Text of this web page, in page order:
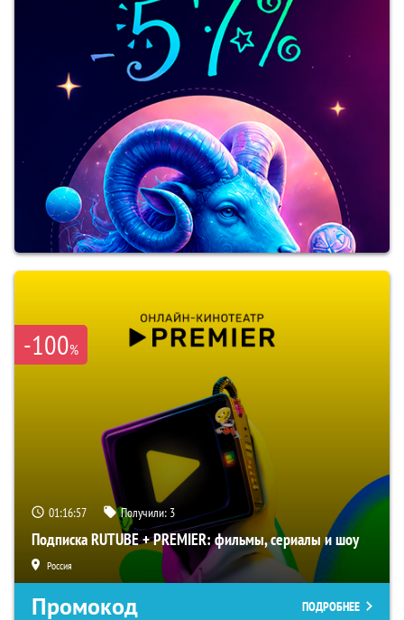
-100%
01:16:56 Получили: 3
Подписка RUTUBE + PREMIER: фильмы, сериалы и шоу
Россия
Промокод ПОДРОБНЕЕ